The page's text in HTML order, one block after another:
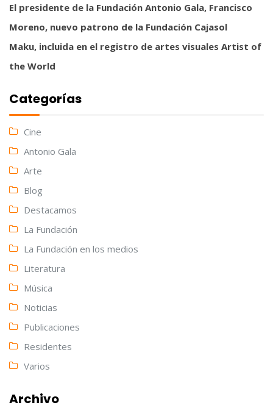
El presidente de la Fundación Antonio Gala, Francisco
Moreno, nuevo patrono de la Fundación Cajasol
Maku, incluida en el registro de artes visuales Artist of
the World
Categorías
Cine
Antonio Gala
Arte
Blog
Destacamos
La Fundación
La Fundación en los medios
Literatura
Música
Noticias
Publicaciones
Residentes
Varios
Archivo